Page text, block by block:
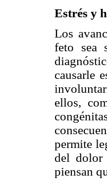
Estrés y
Los
feto sea
causarle
ellos,
permite
del dolor
piensan